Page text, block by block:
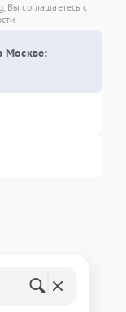
Вы соглашаетесь с
Москве: